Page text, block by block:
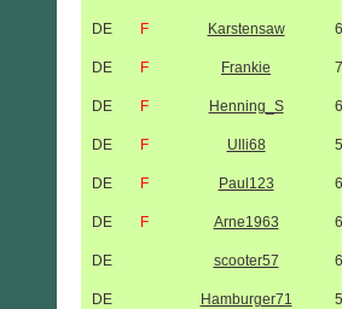
DE F Karstensaw
DE F Frankie
DE F Henning_S
DE F Ulli68
DE F Paul123
DE F Arne1963
DE scooter57
DE Hamburger71